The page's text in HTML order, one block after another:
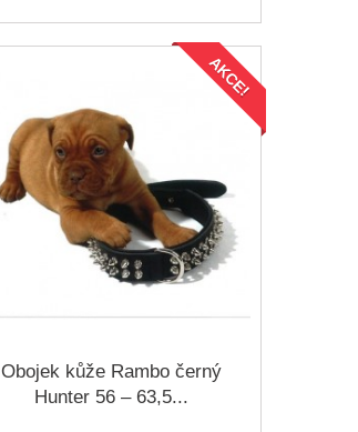
AKCE!
Obojek kůže Rambo černý
Hunter 56 – 63,5...